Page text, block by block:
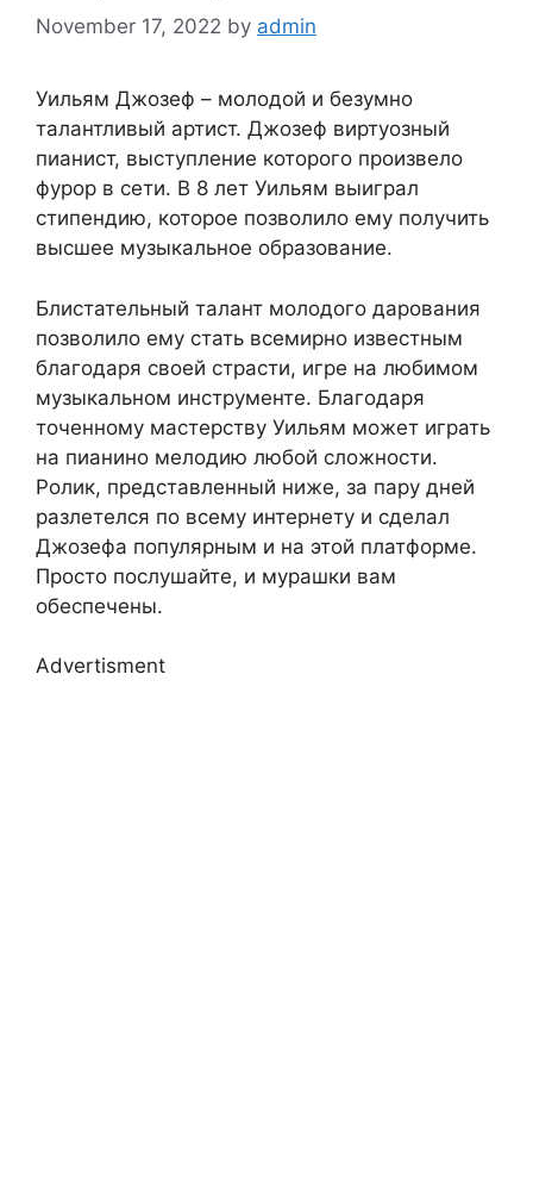
November 17, 2022 by admin
Уильям Джозеф – молодой и безумно
талантливый артист. Джозеф виртуозный
пианист, выступление которого произвело
фурор в сети. В 8 лет Уильям выиграл
стипендию, которое позволило ему получить
высшее музыкальное образование.
Блистательный талант молодого дарования
позволило ему стать всемирно известным
благодаря своей страсти, игре на любимом
музыкальном инструменте. Благодаря
точенному мастерству Уильям может играть
на пианино мелодию любой сложности.
Ролик, представленный ниже, за пару дней
разлетелся по всему интернету и сделал
Джозефа популярным и на этой платформе.
Просто послушайте, и мурашки вам
обеспечены.
Advertisment